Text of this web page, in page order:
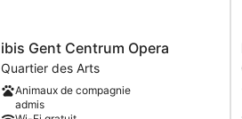
ibis
Gent
Centrum
Opera
Quartier
ibis Gent Centrum Opera
Quartier des Arts
Animaux de compagnie
admis